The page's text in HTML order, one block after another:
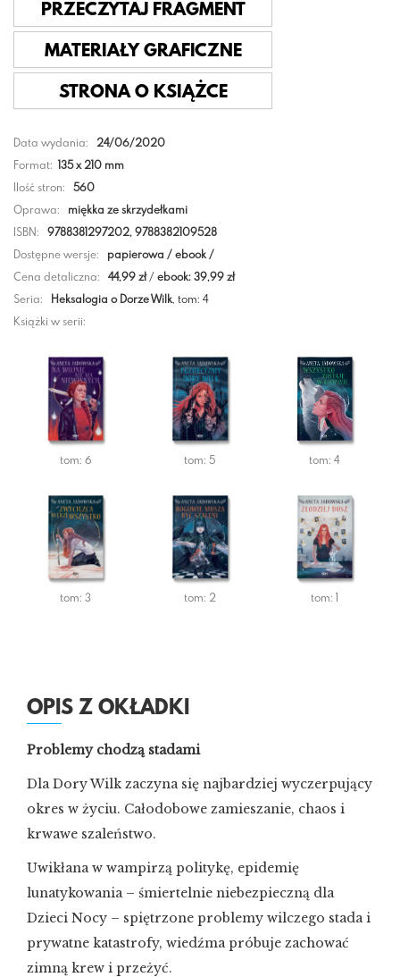
Data wydania:
24/06/2020
Format: 135 x 210 mm
Ilość stron:
560
Oprawa:
miękka ze skrzydełkami
ISBN:
9788381297202, 9788382109528
Dostępne wersje:
papierowa / ebook /
Cena detaliczna:
44,99 zł/ebook: 39,99 zł
Seria:
Heksalogia o Dorze Wilk, tom: 4
Książki w serii:
tom: 6 tom: 5 tom: 4
tom: 3 tom: 2 tom: 1
PRZECZYTAJ FRAGMENT
MATERIAŁY GRAFICZNE
STRONA O KSIĄŻCE
OPIS Z OKŁADKI
Problemy chodzą stadami
Dla Dory Wilk zaczyna się najbardziej wyczerpujący
okres w życiu. Całodobowe zamieszanie, chaos i
krwawe szaleństwo.
Uwikłana w wampirzą politykę, epidemię
lunatykowania – śmiertelnie niebezpieczną dla
Dzieci Nocy – spiętrzone problemy wilczego stada i
prywatne katastrofy, wiedźma próbuje zachować
zimną krew i przeżyć.